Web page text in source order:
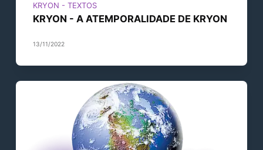
KRYON - TEXTOS
KRYON - A ATEMPORALIDADE DE KRYON
13/11/2022